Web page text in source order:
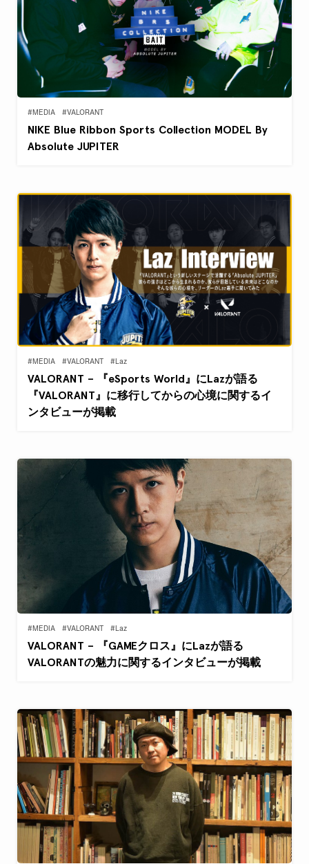
#MEDIA #VALORANT
NIKE Blue Ribbon Sports Collection MODEL By
Absolute JUPITER
#MEDIA #VALORANT #Laz
VALORANT – 『eSports World』にLazが語る
『VALORANT』に移行してからの心境に関するイ
ンタビューが掲載
#MEDIA #VALORANT #Laz
VALORANT – 『GAMEクロス』にLazが語る
VALORANTの魅力に関するインタビューが掲載